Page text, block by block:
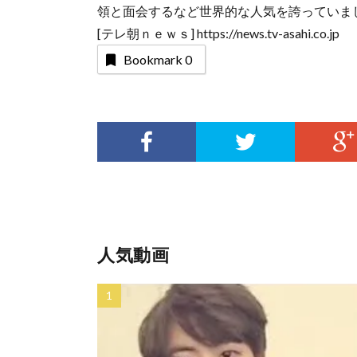
領と面会するなど世界的な人気を誇っていま
[テレ朝ｎｅｗｓ] https://news.tv-asahi.co.jp
Bookmark 0
人気動画